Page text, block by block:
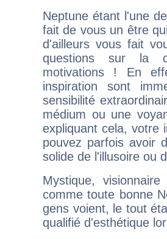
Neptune étant l'une
fait de vous un être
d'ailleurs vous fait
questions sur la
motivations ! En
inspiration sont
sensibilité
médium ou une
expliquant cela, votre
pouvez parfois avoir
solide de l'illusoire ou
Mystique,
comme toute bonne
gens voient, le tout
qualifié d'esthétique